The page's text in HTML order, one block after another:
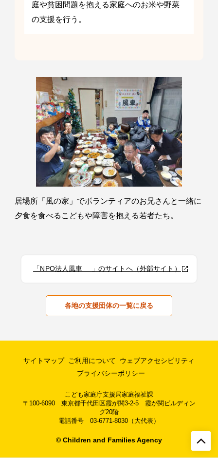
庭や貧困問題を抱える家庭へのお米や野菜
の支援を行う。
居場所「風の家」でボランティアのお兄さんと一緒に
夕食を食べるこどもや障害を抱える若者たち。
「NPO法人風車 」のサイトへ（外部サイト）
各地の支援団体の一覧に戻る
サイトマップ ご利用について
ウェブアクセシビリティ
プライバシーポリシー
こども家庭庁支援局家庭福祉課
〒100-6090 東京都千代田区霞が関3-2-5 霞が関ビルディン
グ20階
電話番号 03-6771-8030（大代表）
© Children and Families Agency